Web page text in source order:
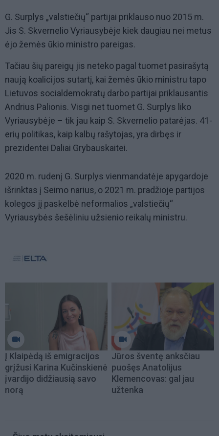
G. Surplys „valstiečių“ partijai priklauso nuo 2015 m.
Jis S. Skvernelio Vyriausybėje kiek daugiau nei metus
ėjo žemės ūkio ministro pareigas.
Tačiau šių pareigų jis neteko pagal tuomet pasirašytą
naują koalicijos sutartį, kai žemės ūkio ministru tapo
Lietuvos socialdemokratų darbo partijai priklausantis
Andrius Palionis. Visgi net tuomet G. Surplys liko
Vyriausybėje – tik jau kaip S. Skvernelio patarėjas. 41-
erių politikas, kaip kalbų rašytojas, yra dirbęs ir
prezidentei Daliai Grybauskaitei.
2020 m. rudenį G. Surplys vienmandatėje apygardoje
išrinktas į Seimo narius, o 2021 m. pradžioje partijos
kolegos jį paskelbė neformalios „valstiečių“
Vyriausybės šešėliniu užsienio reikalų ministru.
Į Klaipėdą iš emigracijos
grįžusi Karina Kučinskienė
įvardijo didžiausią savo
norą
Jūros šventę anksčiau
puošęs Anatolijus
Klemencovas: gal jau
užtenka